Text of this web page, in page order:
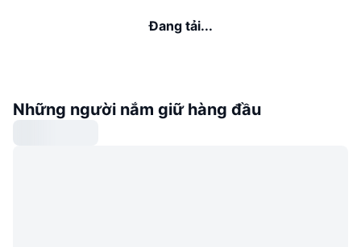
Đang tải...
Những người nắm giữ hàng đầu